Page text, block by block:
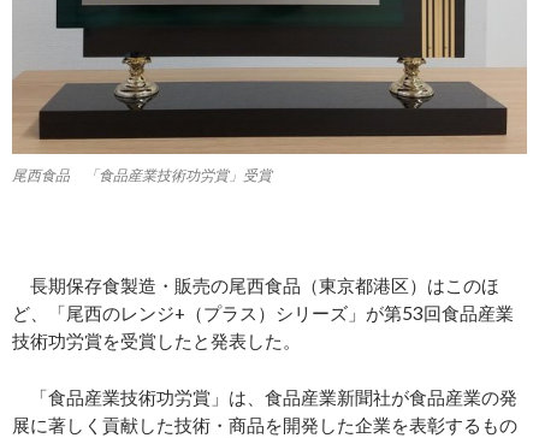
尾西食品 「食品産業技術功労賞」受賞
長期保存食製造・販売の尾西食品（東京都港区）はこのほ
ど、「尾西のレンジ+（プラス）シリーズ」が第53回食品産業
技術功労賞を受賞したと発表した。
「食品産業技術功労賞」は、食品産業新聞社が食品産業の発
展に著しく貢献した技術・商品を開発した企業を表彰するもの